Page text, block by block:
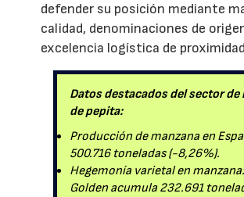
defender su posición mediante
calidad, denominaciones de
excelencia logística de
Datos destacados del sector de
de pepita:
Producción de manzana en
500.716 toneladas (-8,26%).
Hegemonía varietal en
Golden acumula 232.691